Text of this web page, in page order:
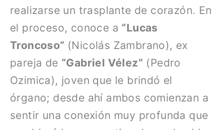
realizarse un trasplante de corazón. En
el proceso, conoce a “Lucas
Troncoso” (Nicolás Zambrano), ex
pareja de “Gabriel Vélez” (Pedro
Ozimica), joven que le brindó el
órgano; desde ahí ambos comienzan a
sentir una conexión muy profunda que